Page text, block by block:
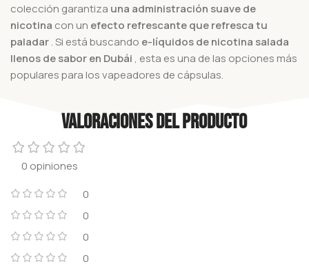
colección garantiza una administración suave de
nicotina con un efecto refrescante que refresca tu
paladar.Si está buscando e-líquidos de nicotina salada
llenos de sabor en Dubái , esta es una de las opciones más
populares para los vapeadores de cápsulas.
Valoraciones del producto
0 opiniones
0
0
0
0